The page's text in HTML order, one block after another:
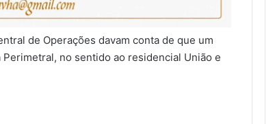
de Operações davam conta de que um
no sentido ao residencial União e